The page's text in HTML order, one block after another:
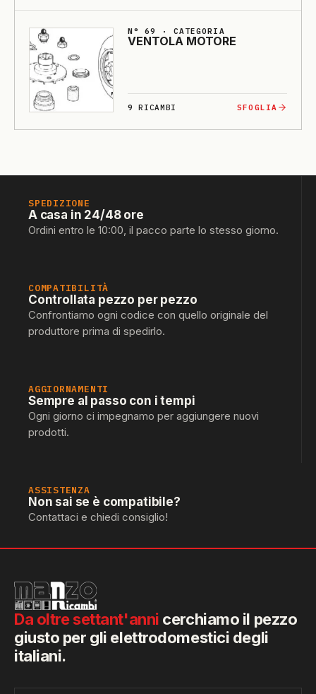
N° 69 · CATEGORIA
VENTO­LA MO­TO­RE
9 RICAMBI SFOGLIA
SPEDIZIONE
A casa in 24/48 ore
Ordini entro le 10:00, il pacco parte lo stesso giorno.
COMPATIBILITÀ
Controllata pezzo per pezzo
Confrontiamo ogni codice con quello originale del
produttore prima di spedirlo.
AGGIORNAMENTI
Sempre al passo con i tempi
Ogni giorno ci impegnamo per aggiungere nuovi
prodotti.
ASSISTENZA
Non sai se è compatibile?
Contattaci e chiedi consiglio!
Da oltre settant'anni cerchiamo il pezzo
giusto per gli elettrodomestici degli
italiani.